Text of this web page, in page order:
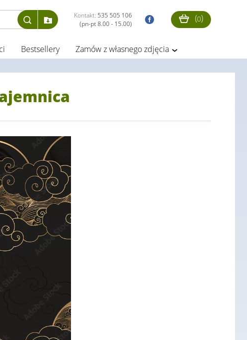
Kontakt: 535 505 106
(pn-pt 8.00 - 15.00)
(0)
Bestsellery Zamów z własnego zdjęcia